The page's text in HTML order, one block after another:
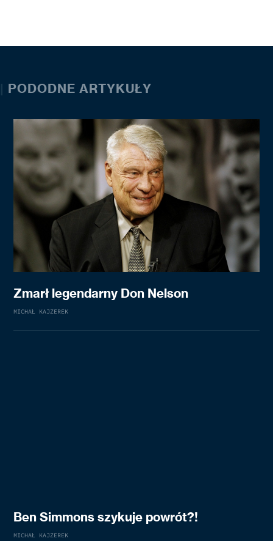
| PODODNE ARTYKUŁY
Zmarł legendarny Don Nelson
MICHAŁ KAJZEREK
Ben Simmons szykuje powrót?!
MICHAŁ KAJZEREK